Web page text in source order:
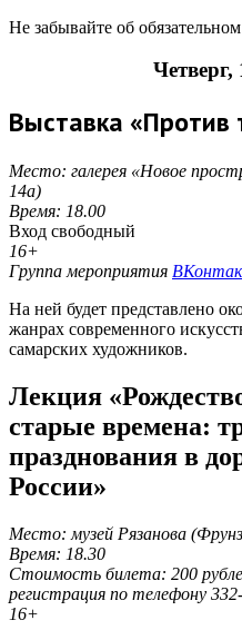
Не забывайте об
Четверг,
Выставка «Против
Место: галерея «Новое
14а)
Время: 18.00
Вход свободный
16+
Группа мероприятия
На ней будет представлено
жанрах современного
самарских художников.
Лекция
старые времена:
празднования в
России»
Место: музей Рязанова
Время: 18.30
Стоимость билета: 200
регистрация по телефону
16+